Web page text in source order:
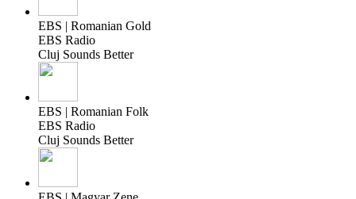
EBS | Romanian Gold
EBS Radio
Cluj Sounds Better
EBS | Romanian Folk
EBS Radio
Cluj Sounds Better